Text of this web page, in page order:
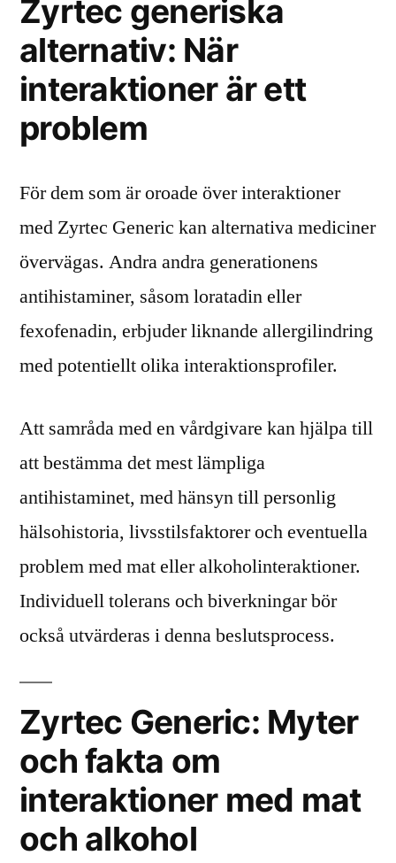
Zyrtec generiska
alternativ: När
interaktioner är ett
problem
För dem som är oroade över interaktioner
med Zyrtec Generic kan alternativa mediciner
övervägas. Andra andra generationens
antihistaminer, såsom loratadin eller
fexofenadin, erbjuder liknande allergilindring
med potentiellt olika interaktionsprofiler.
Att samråda med en vårdgivare kan hjälpa till
att bestämma det mest lämpliga
antihistaminet, med hänsyn till personlig
hälsohistoria, livsstilsfaktorer och eventuella
problem med mat eller alkoholinteraktioner.
Individuell tolerans och biverkningar bör
också utvärderas i denna beslutsprocess.
Zyrtec Generic: Myter
och fakta om
interaktioner med mat
och alkohol